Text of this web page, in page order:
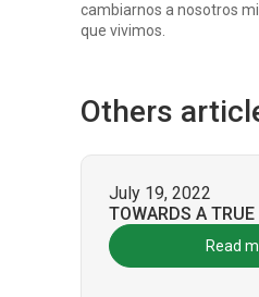
cambiarnos a nosotros
que vivimos.
Others
July 19, 2022
TOWARDS A
Read